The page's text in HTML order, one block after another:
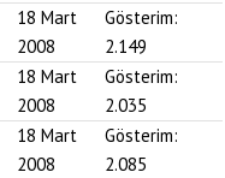
18 Mart
2008
Gösterim:
2.149
18 Mart
2008
Gösterim:
2.035
18 Mart
2008
Gösterim:
2.085